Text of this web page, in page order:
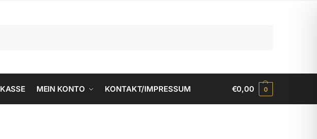
KASSE MEIN KONTO KONTAKT/IMPRESSUM €0,00 0